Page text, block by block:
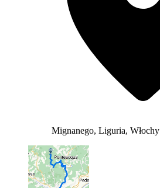
Mignanego, Liguria, Włochy